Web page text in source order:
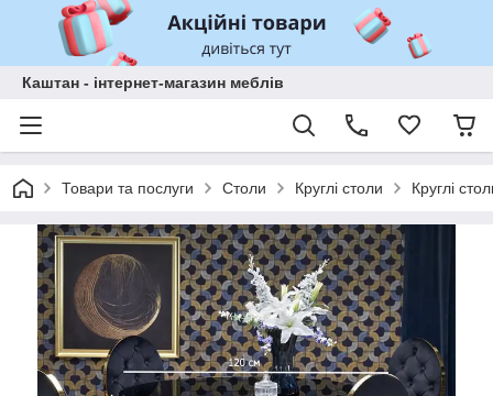
Каштан - інтернет-магазин меблів
Товари та послуги Столи Круглі столи Круглі